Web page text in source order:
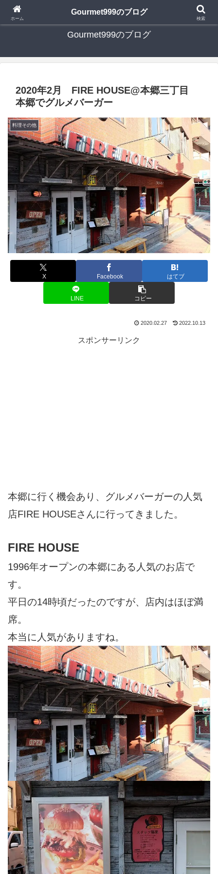
日々の食べ歩き・たまに行く旅行・子供とのお出かけを書いたブログです
Gourmet999のブログ
2020年2月 FIRE HOUSE@本郷三丁目
本郷でグルメバーガー
料理その他
X Facebook はてブ
LINE コピー
2020.02.27 2022.10.13
スポンサーリンク
本郷に行く機会あり、グルメバーガーの人気
店FIRE HOUSEさんに行ってきました。
FIRE HOUSE
1996年オープンの本郷にある人気のお店で
す。
平日の14時頃だったのですが、店内はほぼ満
席。
本当に人気がありますね。
ホーム
Gourmet999のブログ
検索